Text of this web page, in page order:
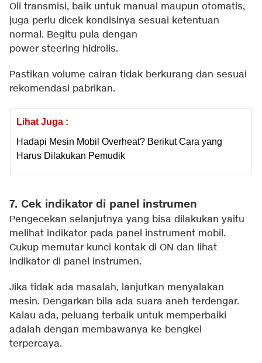
Oli transmisi, baik untuk manual maupun otomatis,
juga perlu dicek kondisinya sesuai ketentuan
normal. Begitu pula dengan
power steering hidrolis.
Pastikan volume cairan tidak berkurang dan sesuai
rekomendasi pabrikan.
Lihat Juga :
Hadapi Mesin Mobil Overheat? Berikut Cara yang
Harus Dilakukan Pemudik
7. Cek indikator di panel instrumen
Pengecekan selanjutnya yang bisa dilakukan yaitu
melihat indikator pada panel instrument mobil.
Cukup memutar kunci kontak di ON dan lihat
indikator di panel instrumen.
Jika tidak ada masalah, lanjutkan menyalakan
mesin. Dengarkan bila ada suara aneh terdengar.
Kalau ada, peluang terbaik untuk memperbaiki
adalah dengan membawanya ke bengkel
terpercaya.